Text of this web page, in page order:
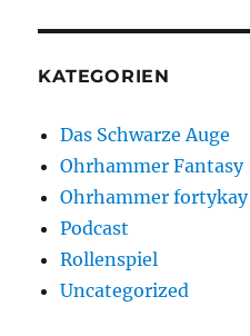
KATEGORIEN
Das Schwarze Auge
Ohrhammer Fantasy
Ohrhammer fortykay
Podcast
Rollenspiel
Uncategorized